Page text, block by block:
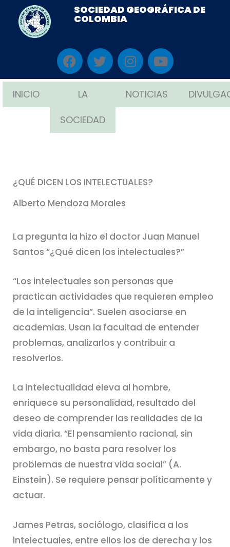
contenido
SOCIEDAD GEOGRÁFICA DE
COLOMBIA
F
a
c
o
o
T
w
i
e
r
I
n
s
t
a
Y
o
u
t
u
INICIO
LA
SOCIEDAD
NOTICIAS
¿QUÉ DICEN LOS INTELECTUALES?
Alberto Mendoza Morales
La pregunta la hizo el doctor Juan Manuel
Santos “¿Qué dicen los intelectuales?”
“Los intelectuales son personas que
practican actividades que requieren empleo
de la inteligencia”. Suelen asociarse en
academias. Usan la facultad de entender
problemas, analizarlos y contribuir a
resolverlos.
La intelectualidad eleva al hombre,
enriquece su personalidad, resultado del
deseo de comprender las realidades de la
vida diaria. “El pensamiento racional, sin
embargo, no basta para resolver los
problemas de nuestra vida social” (A.
Einstein). Se requiere pensar políticamente y
actuar.
James Petras, sociólogo, clasifica a los
intelectuales, entre ellos los de derecha y los